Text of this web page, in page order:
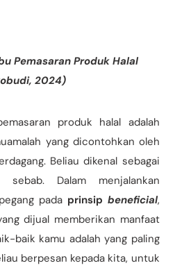
Pemasaran Produk Halal
2024)
produk halal adalah
yang dicontohkan oleh
Beliau dikenal sebagai
Dalam menjalankan
pada prinsip beneficial,
dijual memberikan manfaat
baik kamu adalah yang paling
berpesan kepada kita, untuk